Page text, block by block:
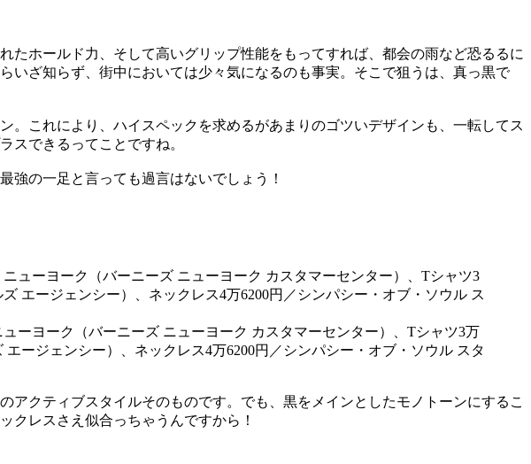
ホールド力、そして高いグリップ性能をもってすれば、都会の雨など恐るるに
いざ知らず、街中においては少々気になるのも事実。そこで狙うは、真っ黒で
これにより、ハイスペックを求めるがあまりのゴツいデザインも、一転してス
スできるってことですね。
強の一足と言っても過言はないでしょう！
ーヨーク（バーニーズ ニューヨーク カスタマーセンター）、Tシャツ3万
ージェンシー）、ネックレス4万6200円／シンパシー・オブ・ソウル スタ
クティブスタイルそのものです。でも、黒をメインとしたモノトーンにするこ
クレスさえ似合っちゃうんですから！